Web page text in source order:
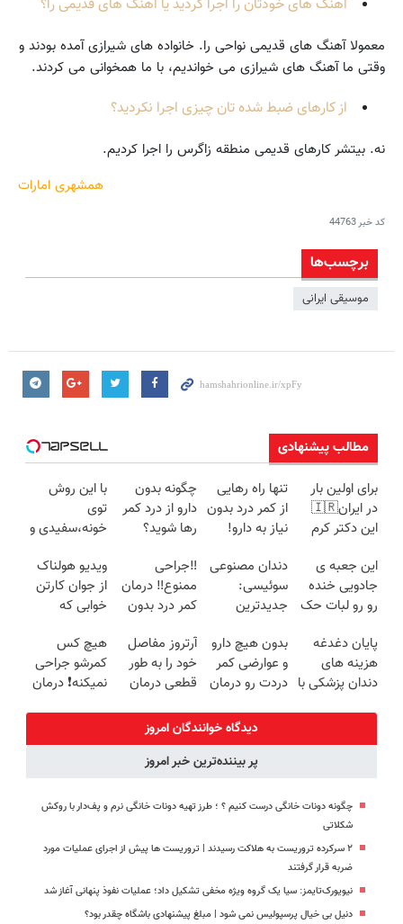
آهنگ های خودتان را اجرا کردید یا آهنگ های قدیمی را؟
معمولا آهنگ های قدیمی نواحی را. خانواده های شیرازی آمده بودند و
وقتی ما آهنگ های شیرازی می خواندیم، با ما همخوانی می کردند.
از کارهای ضبط شده تان چیزی اجرا نکردید؟
نه. بیتشر کارهای قدیمی منطقه زاگرس را اجرا کردیم.
همشهری امارات
کد خبر44763
برچسب‌ها
موسیقی ایرانی
مطالب پیشنهادی
برای اولین بار
در ایران🇮🇷
این دکتر کرم
روزه ساخت!
تنها راه رهایی
از کمر درد بدون
نیاز به دارو!
چگونه بدون
دارو از درد کمر
رها شوید؟
رو پرکن)
با این روش
توی
خونه،سفیدی و
برگردون
(40%off)
این جعبه ی
جادویی خنده
رو رو لبات حک
خرید40%تخفیف
دندان مصنوعی
سوئیسی:
جدیدترین
سبک و مقاوم |
پرداخت قسطی
‼️جراحی
ممنوع‼️ درمان
کمر درد بدون
نقاهت
ویدیو هولناک
از جوان کارتن
خوابی که
آموزش رایگان
پایان دغدغه
هزینه های
دندان پزشکی با
بدون هیچ دارو
و عوارضی کمر
دردت رو درمان
(پرسش‌نامه)
آرتروز مفاصل
خود را به طور
قطعی درمان
◗پرسش‌نامه◖
هیچ کس
کمرشو جراحی
نمیکنه❗ درمان
(پرسشنامه)
دیدگاه خوانندگان امروز
پر بیننده‌ترین خبر امروز
چگونه دونات خانگی درست کنیم ؟ ؛ طرز تهیه دونات خانگی نرم و پف‌دار با روکش
شکلاتی
۲ سرکرده تروریست به هلاکت رسیدند | تروریست ها پیش از اجرای عملیات مورد
ضربه قرار گرفتند
نیویورک‌تایمز: سیا یک گروه ویژه مخفی تشکیل داد؛ عملیات نفوذ پنهانی آغاز شد
دنیل بی خیال پرسپولیس نمی شود | مبلغ پیشنهادی باشگاه چقدر بود؟